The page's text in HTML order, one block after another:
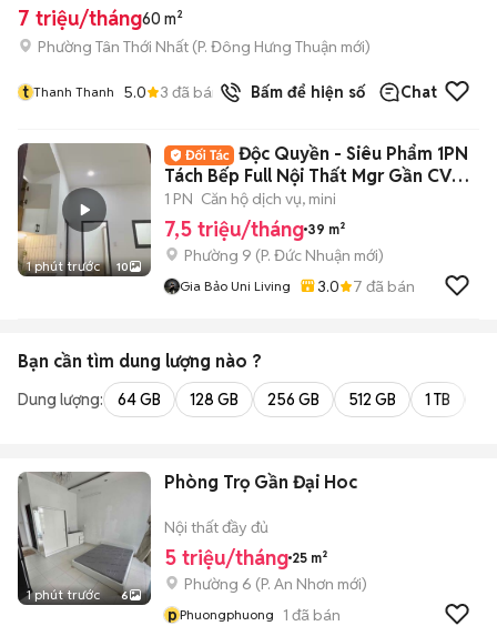
7 triệu/tháng60 m²
Phường Tân Thới Nhất (P. Đông Hưng Thuận mới)
t Thanh Thanh 5.0 3 đã bán Bấm để hiện số Chat
1 phút trước 10
Độc Quyền - Siêu Phẩm 1PN
Tách Bếp Full Nội Thất Mgr Gần CV
Gia Định
1 PN Căn hộ dịch vụ, mini
7,5 triệu/tháng 39 m²
Phường 9 (P. Đức Nhuận mới)
Gia Bảo Uni Living 3.0 7 đã bán
Bạn cần tìm dung lượng nào ?
Dung lượng: 64 GB 128 GB 256 GB 512 GB 1 TB
1 phút trước 6
Phòng Trọ Gần Đại Hoc
Nội thất đầy đủ
5 triệu/tháng 25 m²
Phường 6 (P. An Nhơn mới)
pPhuongphuong 1 đã bán